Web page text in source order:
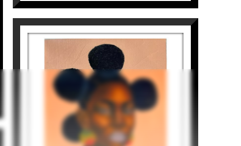
OMOGE (STYLISH LADY) 7
Tomiwa Arobieke
495€